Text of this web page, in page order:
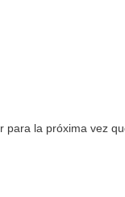
la próxima vez